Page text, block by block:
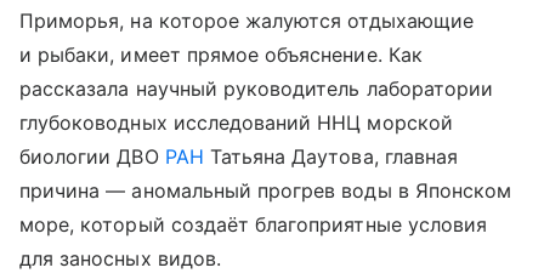
Приморья, на которое жалуются отдыхающие
и рыбаки, имеет прямое объяснение. Как
рассказала научный руководитель лаборатории
глубоководных исследований ННЦ морской
биологии ДВО РАН Татьяна Даутова, главная
причина — аномальный прогрев воды в Японском
море, который создаёт благоприятные условия
для заносных видов.